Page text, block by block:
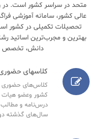
متحد در سراسر کشور است. در
عالی کشور، سامانه آموزشی
تحصیلات تکمیلی در کشور
بهترین و مجرب‌ترین اساتید
دانش، تخصص و
کلاسهای
کلاس‌های حضوری
کشور وعضو هیات
درس‌نامه‌ و مطالب
سال‌های گذشته